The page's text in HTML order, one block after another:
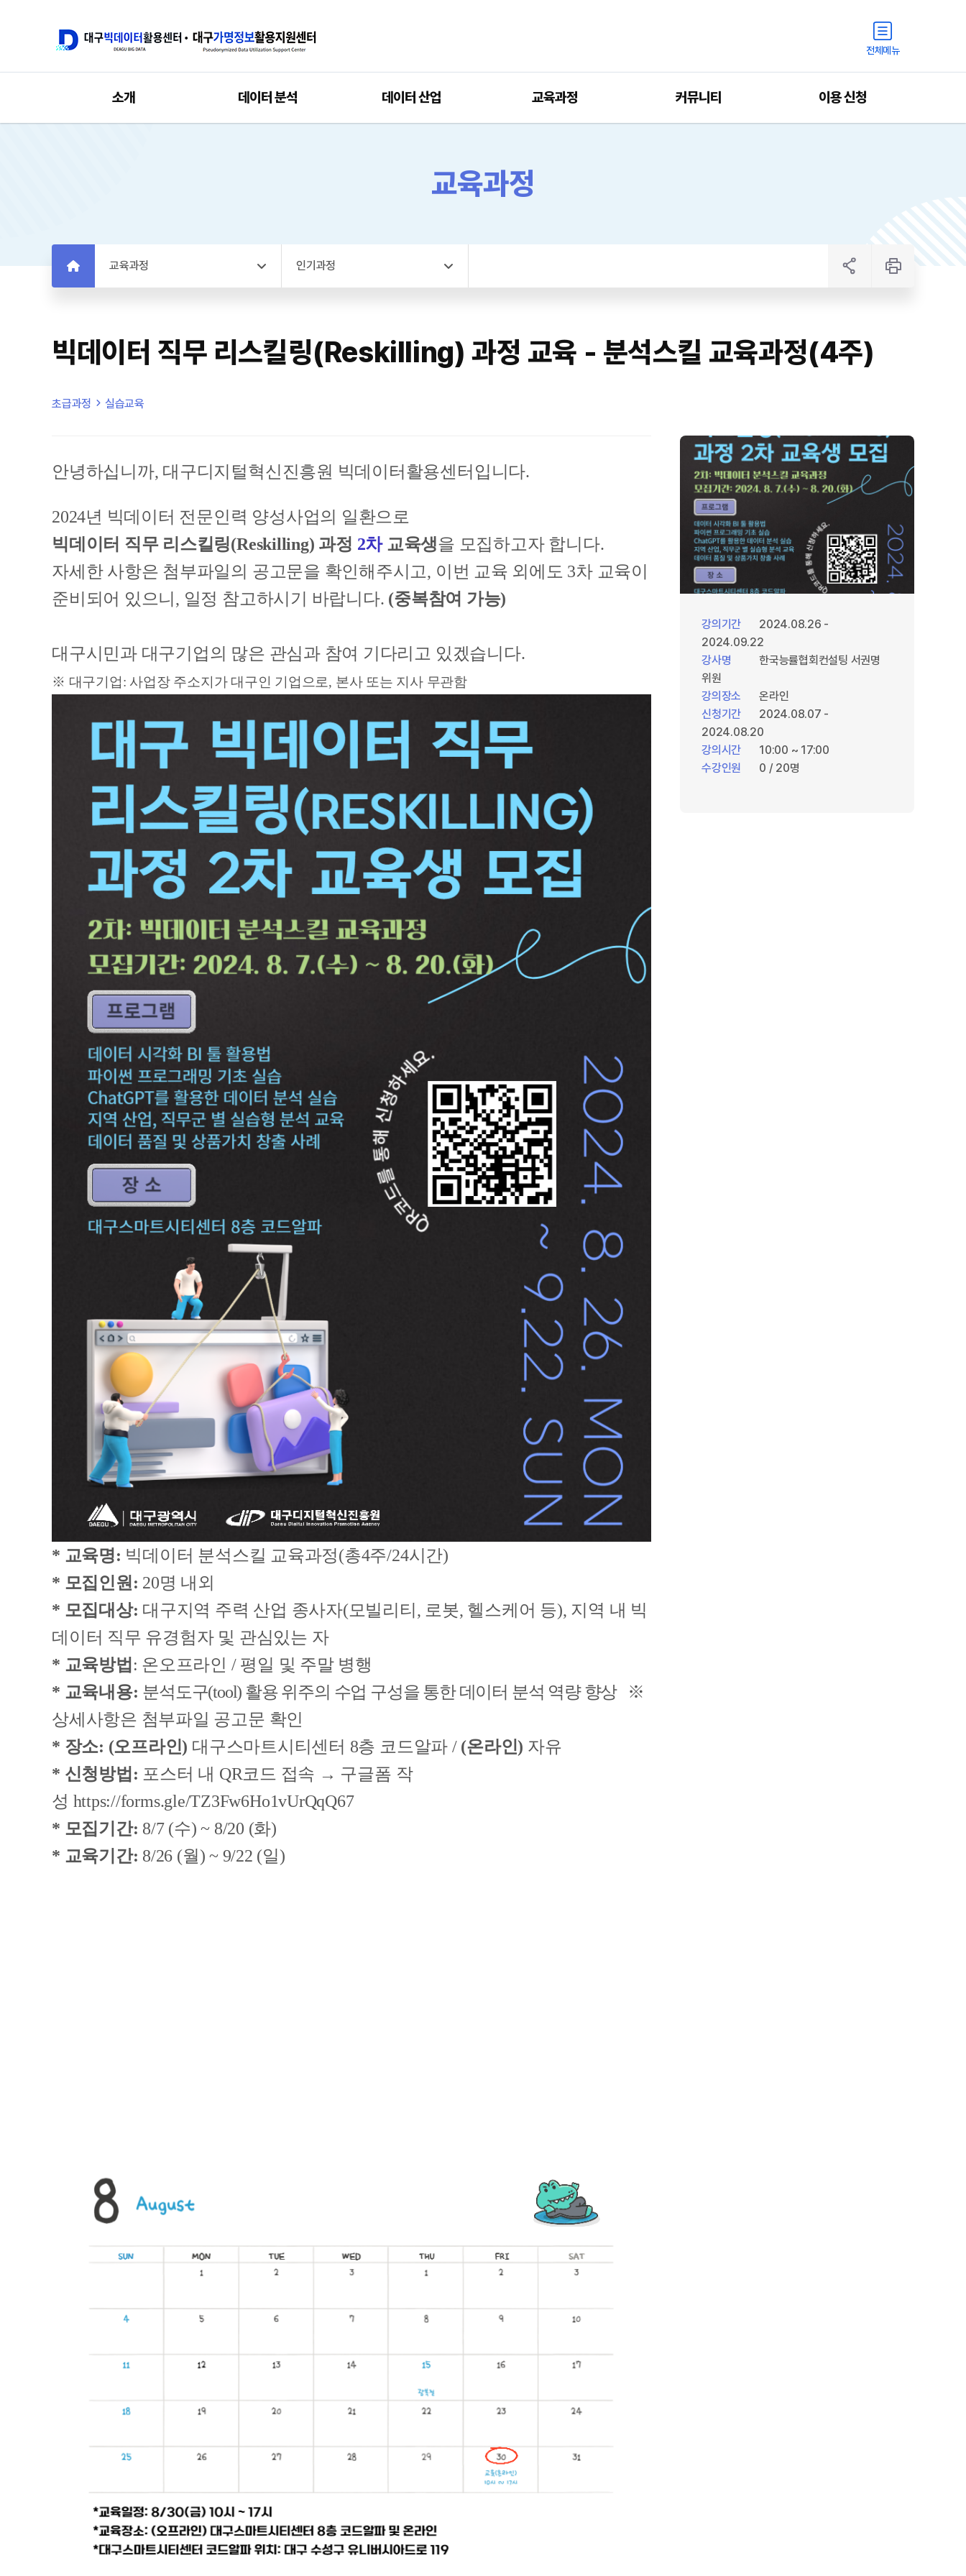
전체메뉴
소개 데이터 분석 데이터 산업 교육과정 커뮤니티 이용 신청
교육과정
교육과정 인기과정
빅데이터 직무 리스킬링(Reskilling) 과정 교육 - 분석스킬 교육과정(4주)
초급과정 실습교육
안녕하십니까, 대구디지털혁신진흥원 빅데이터활용센터입니다.
2024년 빅데이터 전문인력 양성사업의 일환으로
빅데이터 직무 리스킬링(Reskilling) 과정 2차교육생을 모집하고자 합니다.
자세한 사항은 첨부파일의 공고문을 확인해주시고, 이번 교육 외에도 3차 교육이
준비되어 있으니, 일정 참고하시기 바랍니다. (중복참여 가능)
대구시민과 대구기업의 많은 관심과 참여 기다리고 있겠습니다.
※ 대구기업: 사업장 주소지가 대구인 기업으로, 본사 또는 지사 무관함
* 교육명: 빅데이터 분석스킬 교육과정(총4주/24시간)
* 모집인원: 20명 내외
* 모집대상: 대구지역 주력 산업 종사자(모빌리티, 로봇, 헬스케어 등), 지역 내 빅
데이터 직무 유경험자 및 관심있는 자
* 교육방법 : 온오프라인 / 평일 및 주말 병행
* 교육내용: 분석도구(tool) 활용 위주의 수업 구성을 통한 데이터 분석 역량 향상
※
상세사항은 첨부파일 공고문 확인
* 장소: (오프라인) 대구스마트시티센터 8층 코드알파 / (온라인) 자유
* 신청방법: 포스터 내 QR코드 접속 → 구글폼 작
성 https://forms.gle/TZ3Fw6Ho1vUrQqQ67
* 모집기간: 8/7 (수) ~ 8/20 (화)
* 교육기간: 8/26 (월) ~ 9/22 (일)
강의기간
2024.08.26 -
2024.09.22
강사명
한국능률협회컨설팅 서권명
위원
강의장소
온라인
신청기간
2024.08.07 -
2024.08.20
강의시간
10:00 ~ 17:00
수강인원
0 / 20명